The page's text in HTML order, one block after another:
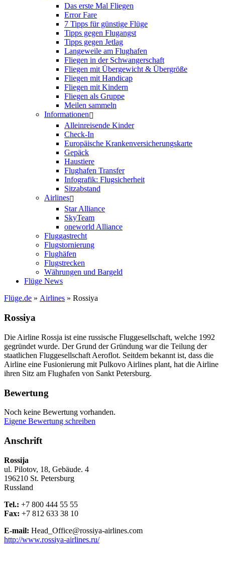
Das erste Mal Fliegen
Error Fare
7 Tipps für günstige Flüge
Tipps gegen Flugangst
Tipps gegen Jetlag
Langeweile am Flughafen
Fliegen in der Schwangerschaft
Fliegen mit Übergewicht & Übergröße
Fliegen mit Handicap
Fliegen mit Kindern
Fliegen als Gruppe
Meilen sammeln
Informationen
Alleinreisende Kinder
Check-In
Europäische Krankenversicherungskarte
Gepäck
Haustiere
Flughafen Transfer
Infografik: Flugsicherheit
Sitzabstand
Airlines
Star Alliance
SkyTeam
oneworld Alliance
Fluggastrecht
Flugstornierung
Flughäfen
Flugstrecken
Währungen und Bargeld
Flüge News
Flüge.de » Airlines » Rossiya
Rossiya
Die Airline Rossja ist eine russische Fluggesellschaft, welche 1992
gegründet wurde. Der Grund der Gründung war die Teilung der
staatlichen Fluggesellschaft Aeroflot. Seitdem bekannt ist, dass die
Airline eine Fusionierung mit Pulkovo Airlines plant, hat die Airline
ihren Sitz am Flughafen von Sankt Petersburg.
Bewertung
Noch keine Bewertung vorhanden.
Eigene Bewertung schreiben
Anschrift
Rossija
ul. Pilotov, 18, Gebäude. 4
196210 St. Petersburg
Russland
Tel.: +7 800 444 55 55
Fax: +7 812 633 38 10
E-mail: Head_Office@rossiya-airlines.com
http://www.rossiya-airlines.ru/